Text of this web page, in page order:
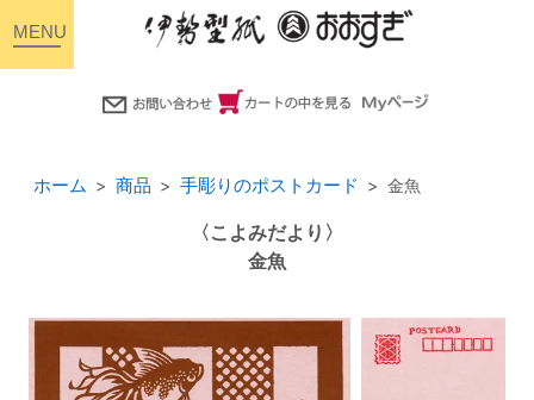
ホーム 商品 手彫りのポストカード 金魚
〈こよみだより〉
金魚
toggle
navigation